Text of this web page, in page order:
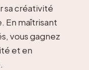
sa créativité
En maîtrisant
vous gagnez
et en